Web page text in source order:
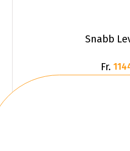
Snabb
Fr.